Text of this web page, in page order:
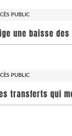
PUBLIC
une baisse
PUBLIC
transferts qui